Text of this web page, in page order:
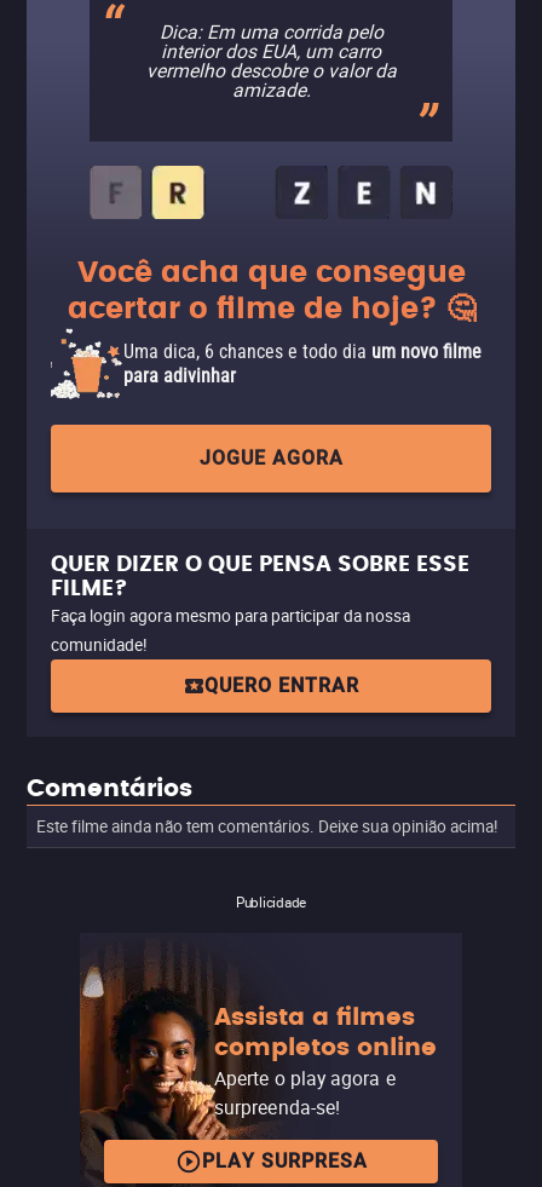
Dica: Em uma corrida pelo
interior dos EUA, um carro
vermelho descobre o valor da
amizade.
Você acha que consegue
acertar o filme de hoje? 🤔
Uma dica, 6 chances e todo dia um novo filme
para adivinhar
JOGUE AGORA
QUER DIZER O QUE PENSA SOBRE ESSE
FILME?
Faça login agora mesmo para participar da nossa
comunidade!
QUERO ENTRAR
Comentários
Este filme ainda não tem comentários. Deixe sua opinião acima!
Publicidade
Assista a filmes
completos online
Aperte o play agora e
surpreenda-se!
PLAY SURPRESA